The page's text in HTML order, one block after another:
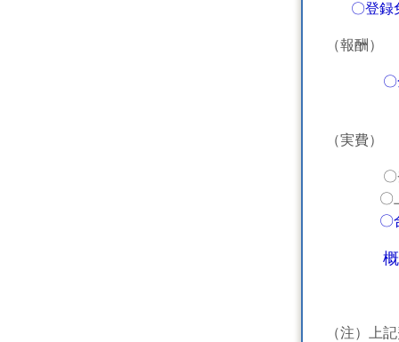
〇登録
（報酬）
（実費）
〇登録
〇上記
（注）上